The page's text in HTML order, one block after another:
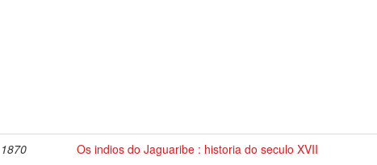
1870 Os indios do Jaguaribe : historia do seculo XVII